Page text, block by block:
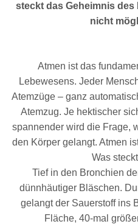
steckt das Geheimnis des
nicht
Atmen ist das
Lebewesens. Jeder
Atemzüge – ganz
Atemzug. Je hektischer
spannender wird die Frage,
den Körper gelangt. Atmen
Was
Tief in den Bronchien
dünnhäutiger Bläschen.
gelangt der Sauerstoff ins
Fläche, 40-mal